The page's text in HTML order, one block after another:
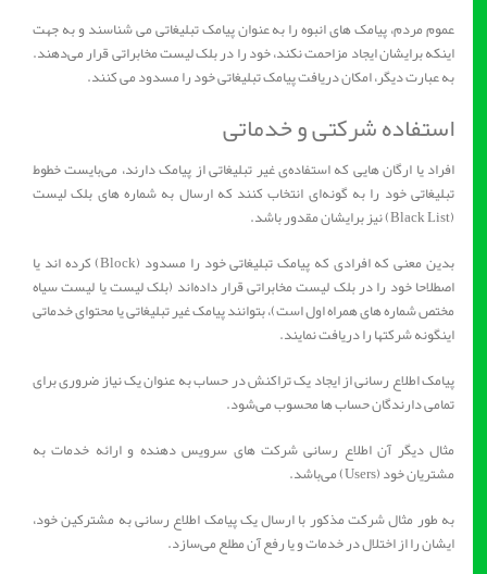
عموم مردم، پیامک های انبوه را به عنوان پیامک تبلیغاتی می شناسند و به جهت
اینکه برایشان ایجاد مزاحمت نکند، خود را در بلک لیست مخابراتی قرار می‌دهند.
به عبارت دیگر، امکان دریافت پیامک تبلیغاتی خود را مسدود می کنند.
​استفاده شرکتی و خدماتی
افراد یا ارگان هایی که استفاده‌ی غیر تبلیغاتی از پیامک دارند، می‌بایست خطوط
تبلیغاتی خود را به گونه‌ای انتخاب کنند که ارسال به شماره های بلک لیست
بدین معنی که افرادی که پیامک تبلیغاتی خود را مسدود (Block) کرده اند یا
اصطلاحا خود را در بلک لیست مخابراتی قرار داده‌اند (بلک لیست یا لیست سیاه
مختص شماره های همراه اول است)، بتوانند پیامک غیر تبلیغاتی یا محتوای خدماتی
اینگونه شرکتها را دریافت نمایند.
پیامک اطلاع رسانی از ایجاد یک تراکنش در حساب به عنوان یک نیاز ضروری برای
تمامی دارندگان حساب ها محسوب می‌شود.
مثال دیگر آن اطلاع رسانی شرکت های سرویس دهنده و ارائه خدمات به
مشتریان خود (Users) می‌باشد.
به طور مثال شرکت مذکور با ارسال یک پیامک اطلاع رسانی به مشترکین خود،
ایشان را از اختلال در خدمات و یا رفع آن مطلع می‌سازد.